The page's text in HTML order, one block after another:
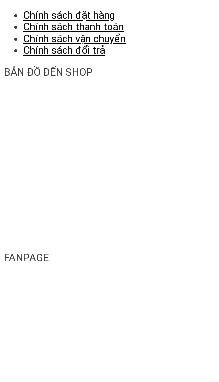
Chính sách đặt hàng
Chính sách thanh toán
Chính sách vận chuyển
Chính sách đổi trả
BẢN ĐỒ ĐẾN SHOP
FANPAGE